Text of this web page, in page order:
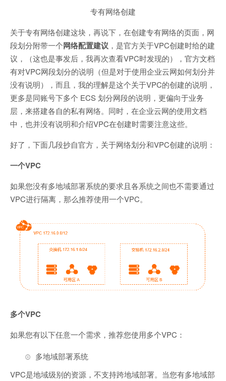
专有网络创建
关于专有网络创建这块，再说下，在创建专有网络的页面，网
段划分附带一个网络配置建议 ，是官方关于VPC创建时给的建
议，（这也是事发后，我再次查看VPC时发现的），官方文档
有对VPC网段划分的说明（但是对于使用企业云网如何划分并
没有说明），而且，我的理解是这个关于VPC的创建的说明，
更多是同账号下多个 ECS 划分网段的说明，更偏向于业务
层，来搭建各自的私有网络。同时，在企业云网的使用文档
中，也并没有说明和介绍VPC在创建时需要注意这些。
好了，下面几段抄自官方，关于网络划分和VPC创建的说明：
一个VPC
如果您没有多地域部署系统的要求且各系统之间也不需要通过
VPC进行隔离，那么推荐使用一个VPC。
多个VPC
如果您有以下任意一个需求，推荐您使用多个VPC：
多地域部署系统
VPC是地域级别的资源，不支持跨地域部署。当您有多地域部